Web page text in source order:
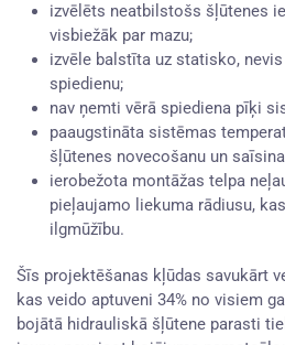
izvēlēts neatbilstošs šļūtenes
visbiežāk par mazu;
izvēle balstīta uz statisko,
spiedienu;
nav ņemti vērā spiediena pīķi
paaugstināta sistēmas
šļūtenes novecošanu un
ierobežota montāžas telpa
pieļaujamo liekuma rādiusu,
ilgmūžību.
Šīs projektēšanas kļūdas savukārt
kas veido aptuveni 34% no visiem
bojātā hidrauliskā šļūtene parasti